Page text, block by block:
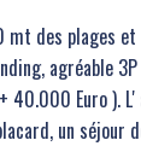
mt des plages
agréable
40.000 Euro ).
un séjour